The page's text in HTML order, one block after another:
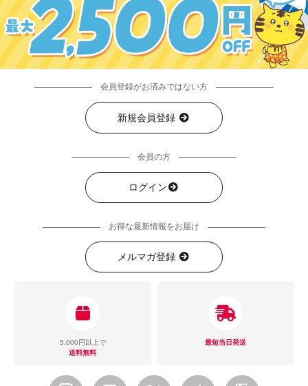
会員登録がお済みではない方
新規会員登録
会員の方
ログイン
お得な最新情報をお届け
メルマガ登録
5,000円以上で
送料無料
最短当日発送